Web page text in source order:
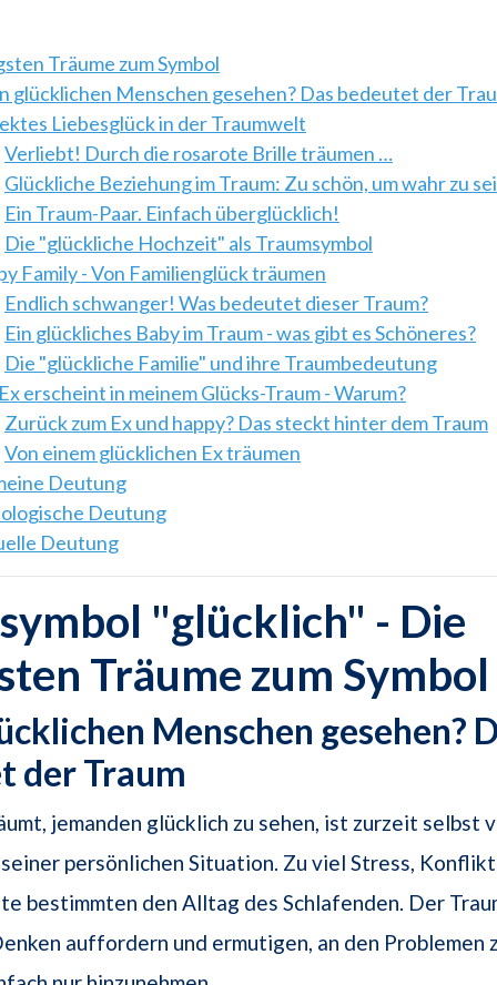
Träume zum Symbol
glücklichen Menschen gesehen? Das bedeutet der
Liebesglück in der Traumwelt
Verliebt! Durch die rosarote Brille träumen …
Glückliche Beziehung im Traum: Zu schön, um wahr zu
Ein Traum-Paar. Einfach überglücklich!
Die "glückliche Hochzeit" als Traumsymbol
Family - Von Familienglück träumen
Endlich schwanger! Was bedeutet dieser Traum?
Ein glückliches Baby im Traum - was gibt es Schöneres?
Die "glückliche Familie" und ihre Traumbedeutung
erscheint in meinem Glücks-Traum - Warum?
Zurück zum Ex und happy? Das steckt hinter dem Traum
Von einem glücklichen Ex träumen
Deutung
Deutung
Deutung
"glücklich" - Die
Träume zum Symbol
Menschen gesehen?
der Traum
jemanden glücklich zu sehen, ist zurzeit selbst
persönlichen Situation. Zu viel Stress,
bestimmten den Alltag des Schlafenden. Der
auffordern und ermutigen, an den Problemen